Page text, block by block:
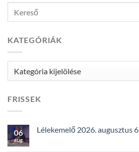
KATEGÓRIÁK
FRISSEK
06
aug
Lélekemelő 2026. augusztus 6.